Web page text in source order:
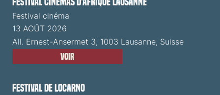
Festival cinéma
13 AOÛT 2026
All. Ernest-Ansermet 3, 1003 Lausanne, Suisse
Voir
Festival de Locarno